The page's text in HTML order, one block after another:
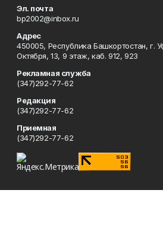
Эл. почта
bp2002@inbox.ru
Адрес
450005, Республика Башкортостан, г.
Октября, 13, 9 этаж, каб. 912, 923
Рекламная служба
(347)292-77-62
Редакция
(347)292-77-62
Приемная
(347)292-77-62